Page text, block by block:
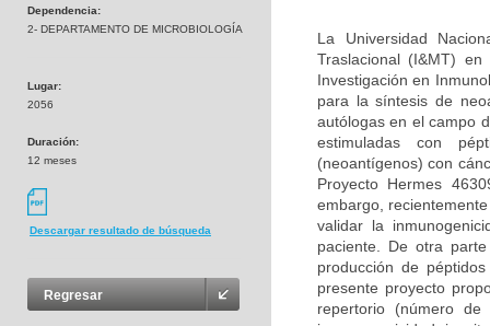
Dependencia:
2- DEPARTAMENTO DE MICROBIOLOGÍA
Lugar:
2056
Duración:
12 meses
Descargar resultado de búsqueda
Regresar
La Universidad
Traslacional (I&MT)
Investigación en
para la síntesis de
autólogas en el campo
estimuladas con
(neoantígenos) con
Proyecto Hermes
embargo,
validar la
paciente. De otra
producción de
presente proyecto
repertorio (número